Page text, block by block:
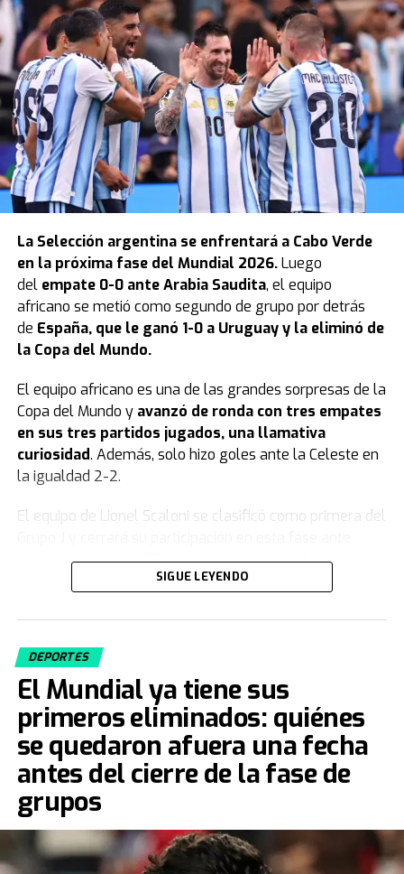
La Selección argentinase enfrentará a Cabo Verde
en la próxima fase del Mundial 2026.Luego
del empate 0-0 ante Arabia Saudita, el equipo
africano se metió como segundo de grupo por detrás
de España, que le ganó 1-0 a Uruguay y la eliminó de
la Copa del Mundo.
El equipo africano es una de las grandes sorpresas de la
Copa del Mundo y avanzó de ronda con tres empates
en sus tres partidos jugados, una llamativa
curiosidad. Además, solo hizo goles ante la Celeste en
la igualdad 2-2.
El equipo de Lionel Scaloni se clasificó como primera del
Jordania desde las 23 (hora de la Argentina) de este
Uruguay quedó eliminado del Mundial
2026
Luego de su derrota ante España por 1-0 y en medio de
un clima de tensión interna,la selección de Uruguay
quedó como tercera de su grupo y eliminada del
Mundial. El equipo de Marcelo Bielsa sumó solo dos
puntos y no le alcanzó para meterse entre los mejores
terceros.
Durante el partido ocurrió un momento insólito:
sacó a Fernando Muslera en el entretiempo luego
SIGUE LEYENDO
DEPORTES
El Mundial ya tiene sus
primeros eliminados: quiénes
se quedaron afuera una fecha
antes del cierre de la fase de
grupos